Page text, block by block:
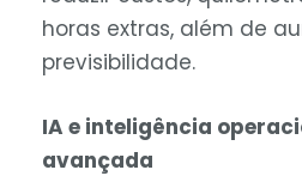
horas extras, além de
previsibilidade.
IA e inteligência
avançada